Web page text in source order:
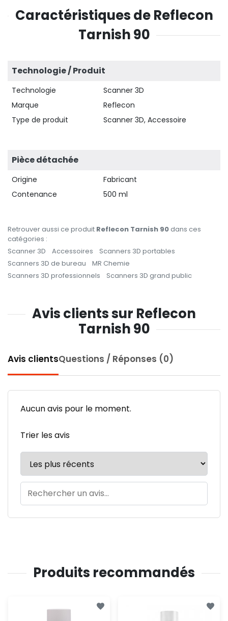
Caractéristiques de Reflecon
Tarnish 90
Technologie / Produit
Technologie
Scanner 3D
Marque
Reflecon
Type de produit
Scanner 3D, Accessoire
Pièce détachée
Origine
Fabricant
Contenance
500 ml
Retrouver aussi ce produit Reflecon Tarnish 90dans ces
catégories :
Scanner 3D
Accessoires
Scanners 3D portables
Scanners 3D de bureau
MR Chemie
Scanners 3D professionnels
Scanners 3D grand public
Avis clients sur Reflecon
Tarnish 90
Avis clientsQuestions / Réponses (0)
Aucun avis pour le moment.
Trier les avis
Produits recommandés